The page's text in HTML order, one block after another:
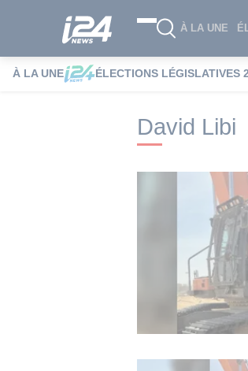
À LA UNE
À LA UNE ÉLECTIONS LÉGISLATIVES
i24NEWS i24NEWS
David Libi